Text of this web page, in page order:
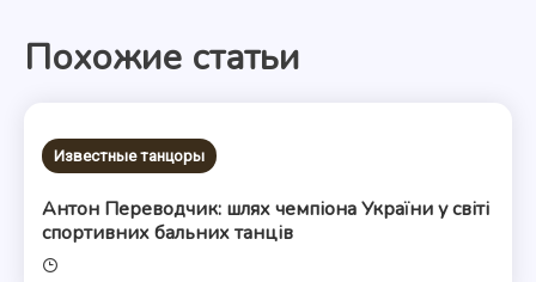
записям
Похожие статьи
Известные танцоры
Антон Переводчик: шлях чемпіона України у світі
спортивних бальних танців